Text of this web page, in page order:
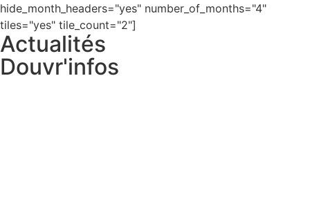
hide_month_headers="yes" number_of_months="4"
tiles="yes" tile_count="2"]
Actualités
Douvr'infos